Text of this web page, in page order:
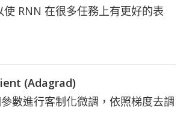
使 RNN 在很多任務上有更好的表
(Adagrad)
數進行客制化微調，依照梯度去調